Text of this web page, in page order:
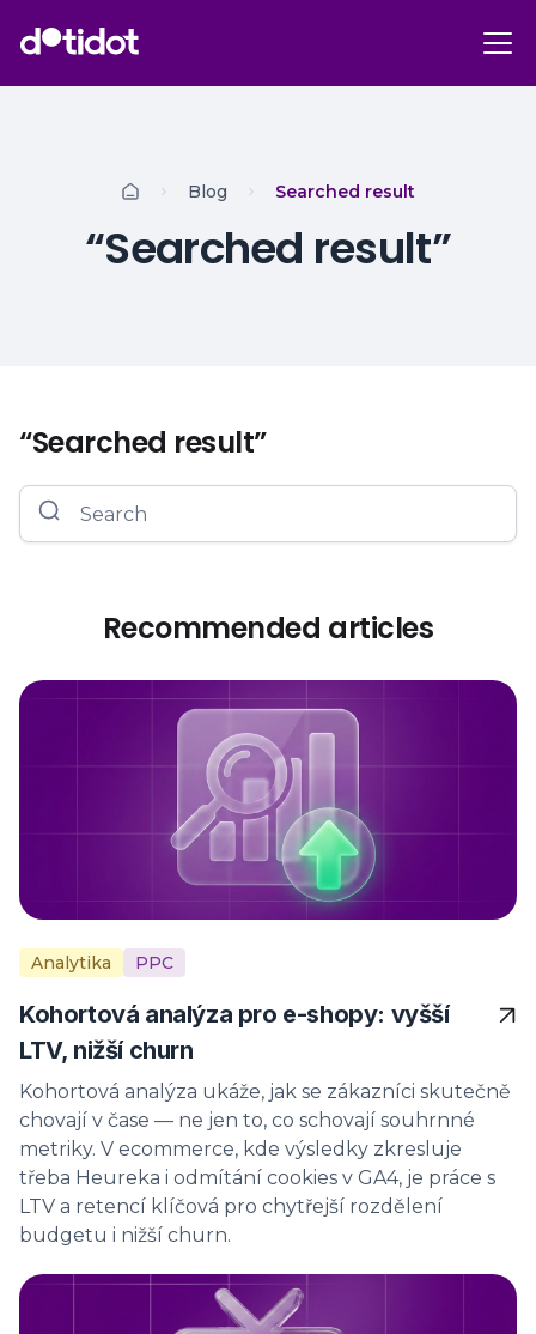
Blog Searched result
“Searched result”
“Searched result”
Recommended articles
Analytika PPC
Kohortová analýza pro e-shopy: vyšší
LTV, nižší churn
Kohortová analýza ukáže, jak se zákazníci skutečně
chovají v čase — ne jen to, co schovají souhrnné
metriky. V ecommerce, kde výsledky zkresluje
třeba Heureka i odmítání cookies v GA4, je práce s
LTV a retencí klíčová pro chytřejší rozdělení
budgetu i nižší churn.